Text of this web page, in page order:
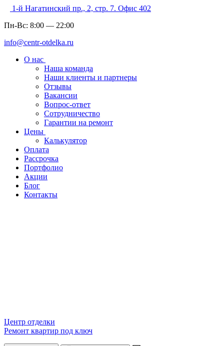
1-й Нагатинский пр., 2, стр. 7. Офис 402
Пн-Вс: 8:00 — 22:00
info@centr-otdelka.ru
О нас
Наша команда
Наши клиенты и партнеры
Отзывы
Вакансии
Вопрос-ответ
Сотрудничество
Гарантии на ремонт
Цены
Калькулятор
Оплата
Рассрочка
Портфолио
Акции
Блог
Контакты
Центр отделки
Ремонт квартир под ключ